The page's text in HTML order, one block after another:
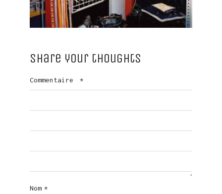
Share your thoughts
Commentaire *
Nom *